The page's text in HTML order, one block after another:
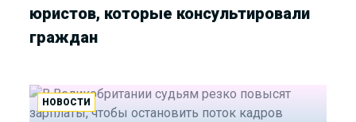
юристов, которые консультировали
граждан
НОВОСТИ